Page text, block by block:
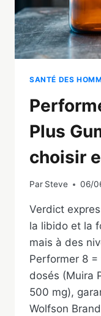
SANTÉ DES
Plus
choisir
Par Steve 06/
Verdict
la libido et la
mais à des
Performer 8
dosés (Muira
500 mg),
Wolfson